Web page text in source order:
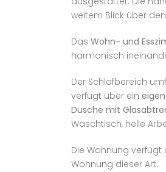
weitem Blick über
Das Wohn- und
harmonisch
Der Schlafbereich
verfügt über ein
Dusche mit
Waschtisch, helle
Die Wohnung verfügt
Wohnung dieser Art.